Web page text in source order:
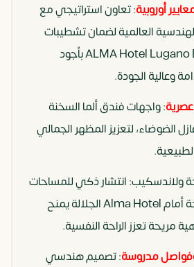
أوروبية: تعاون استراتيجي مع
العالمية لضمان تشطيبات
شقق ALMA Hotel Lugano El Galala بأجود
وعالية الجودة.
: واجهات فندق ألما السخنة
الضوضاء، لتعزيز المظهر الجمالي
ولاندسكيب: انتشار ذكي للمساحات
الخضراء المفتوحة أمام Alma Hotel الجلالة يمنح
مريحة تعزز الراحة النفسية.
مدروسة: تصميم هندسي